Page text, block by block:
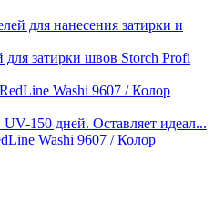
для нанесения затирки и
затирки швов Storch Profi
UV-150 дней. Оставляет идеал...
Washi 9607 / Колор